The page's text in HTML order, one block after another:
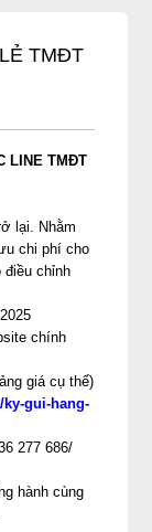
TMĐT
LINE TMĐT
lại. Nhằm
chi phí cho
điều chỉnh
chính
giá cụ thể)
gui-hang-
277 686/
hành cùng